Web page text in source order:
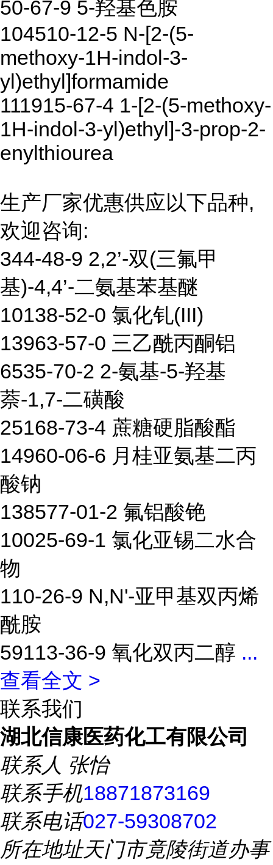
50-67-9 5-羟基色胺
104510-12-5 N-[2-(5-
methoxy-1H-indol-3-
yl)ethyl]formamide
111915-67-4 1-[2-(5-methoxy-
1H-indol-3-yl)ethyl]-3-prop-2-
enylthiourea
生产厂家优惠供应以下品种,
欢迎咨询:
344-48-9 2,2’-双(三氟甲
基)-4,4’-二氨基苯基醚
10138-52-0 氯化钆(III)
13963-57-0 三乙酰丙酮铝
6535-70-2 2-氨基-5-羟基
萘-1,7-二磺酸
25168-73-4 蔗糖硬脂酸酯
14960-06-6 月桂亚氨基二丙
酸钠
138577-01-2 氟铝酸铯
10025-69-1 氯化亚锡二水合
物
110-26-9 N,N'-亚甲基双丙烯
酰胺
59113-36-9 氧化双丙二醇 ...
查看全文 >
联系我们
湖北信康医药化工有限公司
联系人 张怡
联系手机18871873169
联系电话027-59308702
所在地址天门市竟陵街道办事